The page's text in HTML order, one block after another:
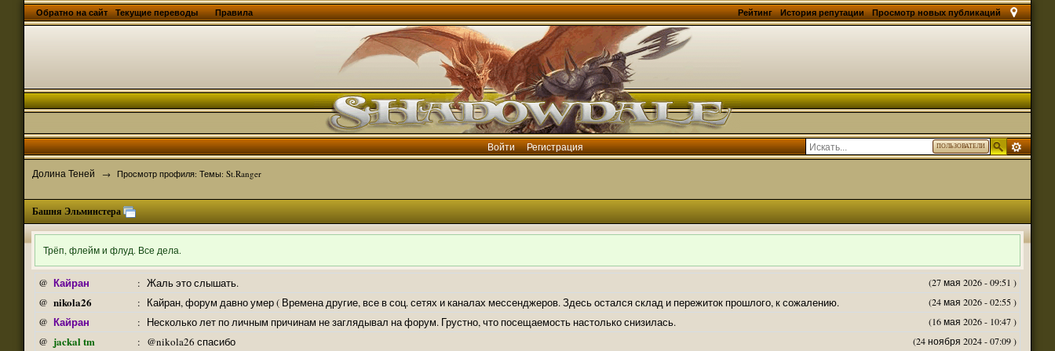
Просмотр новых публикаций
Обратно на сайт Текущие переводы История репутации
Рейтинг
Правила
ПОЛЬЗОВАТЕЛИ
Войти Регистрация
Долина Теней → Просмотр профиля: Темы: St.Ranger
Башня Эльминстера
Трёп, флейм и флуд. Все дела.
@ Кайран : (27 мая 2026 - 09:51 )
Жаль это слышать.
@ nikola26 : (24 мая 2026 - 02:55 )
Кайран, форум давно умер ( Времена другие, все в соц. сетях и каналах мессенджеров. Здесь остался склад и пережиток прошлого, к сожалению.
@ Кайран : (16 мая 2026 - 10:47 )
Несколько лет по личным причинам не заглядывал на форум. Грустно, что посещаемость настолько снизилась.
@ jackal tm : (24 ноября 2024 - 07:09 )
@nikola26 спасибо